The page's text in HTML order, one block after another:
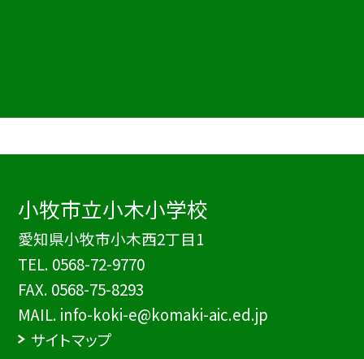
小牧市立小木小学校
愛知県小牧市小木西2丁目1
TEL. 0568-72-9770
FAX. 0568-75-8293
MAIL. info-koki-e@komaki-aic.ed.jp
サイトマップ